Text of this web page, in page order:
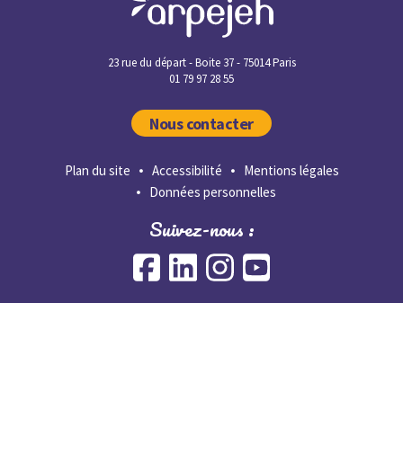
23 rue du départ - Boite 37 - 75014 Paris
01 79 97 28 55
Nous contacter
Plan du site Accessibilité
Mentions légales
Données personnelles
Suivez-nous :